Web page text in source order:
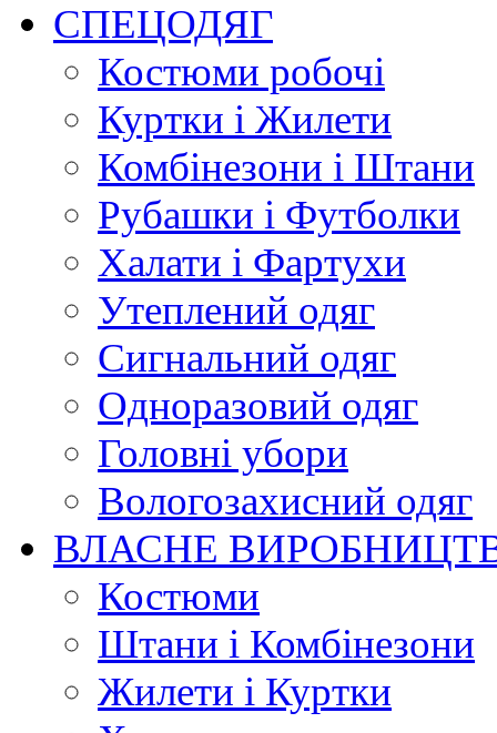
СПЕЦОДЯГ
Костюми робочі
Куртки і Жилети
Комбінезони і Штани
Рубашки і Футболки
Халати і Фартухи
Утеплений одяг
Сигнальний одяг
Одноразовий одяг
Головні убори
Вологозахисний одяг
ВЛАСНЕ
Костюми
Штани і Комбінезони
Жилети і Куртки